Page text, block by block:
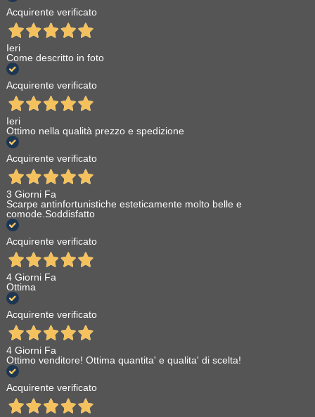
Acquirente verificato
Ieri
Come descritto in foto
Acquirente verificato
Ieri
Ottimo nella qualità prezzo e spedizione
Acquirente verificato
3 Giorni Fa
Scarpe antinfortunistiche esteticamente molto belle e
comode.Soddisfatto
Acquirente verificato
4 Giorni Fa
Ottima
Acquirente verificato
4 Giorni Fa
Ottimo venditore! Ottima quantita' e qualita' di scelta!
Acquirente verificato